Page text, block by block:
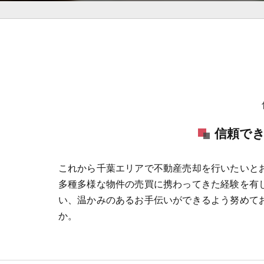
信頼で
これから千葉エリアで不動産売却を行いたい
多種多様な物件の売買に携わってきた経験を
い、温かみのあるお手伝いができるよう努め
か。